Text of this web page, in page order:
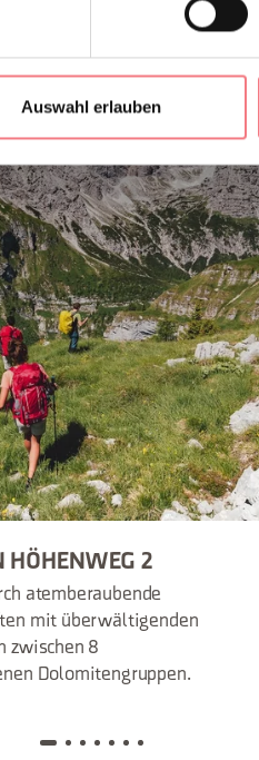
Auswahl erlauben
HÖHENWEG 2
atemberaubende
mit überwältigenden
zwischen 8
Dolomitengruppen.